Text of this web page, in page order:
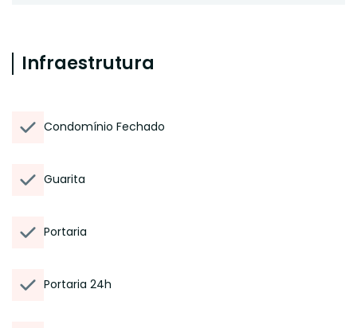
Infraestrutura
Condomínio Fechado
Guarita
Portaria
Portaria 24h